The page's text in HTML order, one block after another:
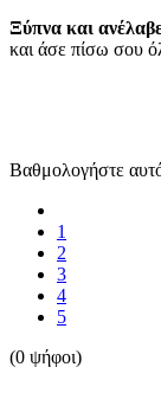
Ξύπνα και
και άσε πίσω σου
Βαθμολογήστε
1
2
3
4
5
(0 ψήφοι)